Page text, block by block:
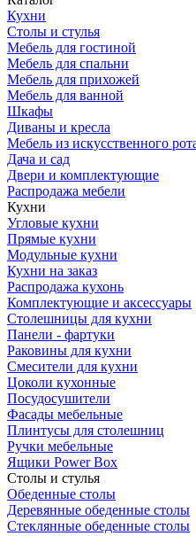
Кухни
Столы и стулья
Мебель для гостиной
Мебель для спальни
Мебель для прихожей
Мебель для ванной
Шкафы
Диваны и кресла
Мебель из искусственного
Дача и сад
Двери и комплектующие
Распродажа мебели
Кухни
Угловые кухни
Прямые кухни
Модульные кухни
Кухни на заказ
Распродажа кухонь
Комплектующие и аксессуары
Столешницы для кухни
Панели - фартуки
Раковины для кухни
Смесители для кухни
Цоколи кухонные
Посудосушители
Фасады мебельные
Плинтусы для столешниц
Ручки мебельные
Ящики Power Box
Столы и стулья
Обеденные столы
Деревянные обеденные столы
Стеклянные обеденные столы